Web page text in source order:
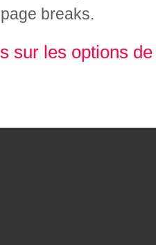
breaks.
sur les options